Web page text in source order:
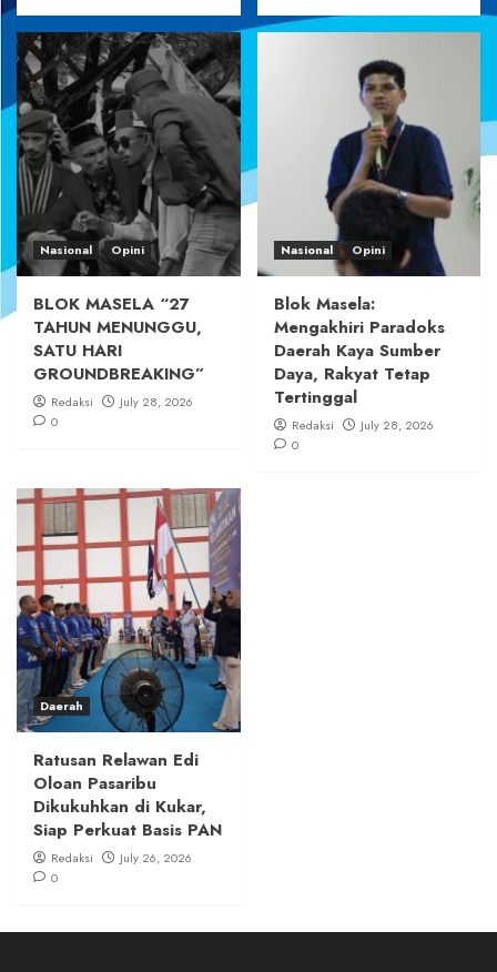
Nasional Opini
BLOK MASELA “27
TAHUN MENUNGGU,
SATU HARI
GROUNDBREAKING”
Redaksi
July 28, 2026
0
Nasional Opini
Blok Masela:
Mengakhiri Paradoks
Daerah Kaya Sumber
Daya, Rakyat Tetap
Tertinggal
Redaksi
July 28, 2026
0
Daerah
Ratusan Relawan Edi
Oloan Pasaribu
Dikukuhkan di Kukar,
Siap Perkuat Basis PAN
Redaksi
July 26, 2026
0